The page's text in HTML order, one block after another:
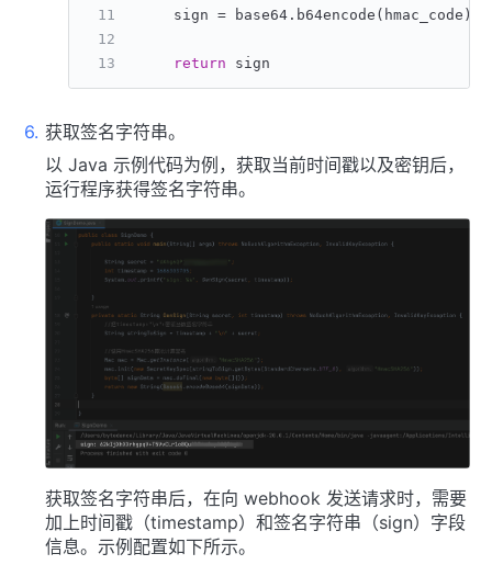
sign =
return sign
获取签名字符串。
以 Java 示例代码为例，获取当前时间戳以及密钥后，
运行程序获得签名字符串。
获取签名字符串后，在向 webhook 发送请求时，需要
加上时间戳（timestamp）和签名字符串（sign）字段
信息。示例配置如下所示。